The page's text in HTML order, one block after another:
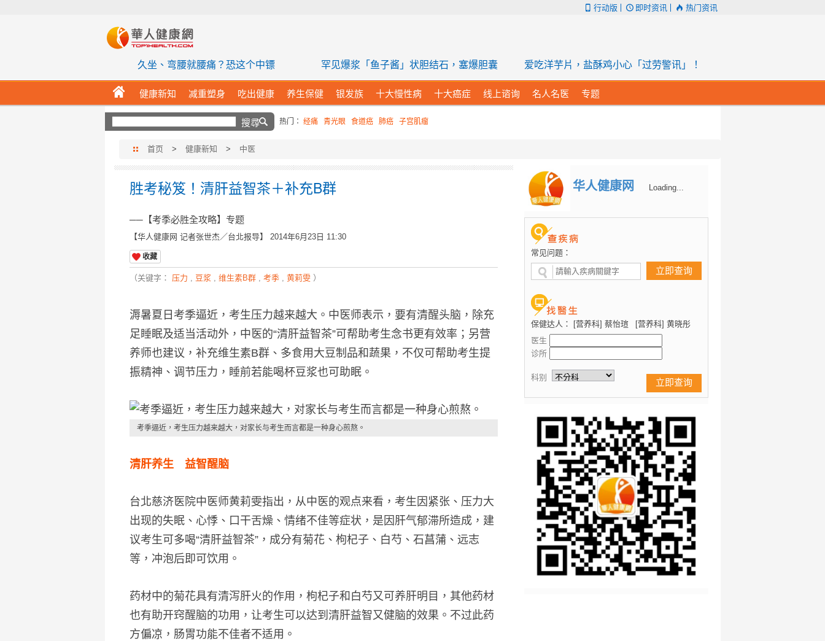
行动版 即时资讯 热门资讯
久坐、弯腰就腰痛？恐这个中镖 罕见爆浆「鱼子酱」状胆结石，塞爆胆囊 爱吃洋芋片，盐酥鸡小心「过劳警讯」！
HOME
健康新知 减重塑身 吃出健康 养生保健 银发族 十大慢性病 十大癌症 线上谘询 名人名医 专题
热门： 经痛 青光眼 食道癌 肺癌 子宫肌瘤
首页 > 健康新知 > 中医
胜考秘笈！清肝益智茶＋补充B群
──【考季必胜全攻略】专题
【华人健康网 记者张世杰／台北报导】 2014年6月23日 11:30
收藏
（关键字： 压力 豆浆 维生素B群, 考季, 黄莉雯）
溽暑夏日考季逼近，考生压力越来越大。中医师表示，要有清醒头脑，除充
足睡眠及适当活动外，中医的“清肝益智茶”可帮助考生念书更有效率；另营
养师也建议，补充维生素B群、多食用大豆制品和蔬果，不仅可帮助考生提
振精神、调节压力，睡前若能喝杯豆浆也可助眠。
考季逼近，考生压力越来越大，对家长与考生而言都是一种身心煎熬。
清肝养生 益智醒脑
台北慈济医院中医师黄莉雯指出，从中医的观点来看，考生因紧张、压力大
出现的失眠、心悸、口干舌燥、情绪不佳等症状，是因肝气郁滞所造成，建
议考生可多喝“清肝益智茶”，成分有菊花、枸杞子、白芍、石菖蒲、远志
等，冲泡后即可饮用。
药材中的菊花具有清泻肝火的作用，枸杞子和白芍又可养肝明目，其他药材
也有助开窍醒脑的功用，让考生可以达到清肝益智又健脑的效果。不过此药
方偏凉，肠胃功能不佳者不适用。
华人健康网 Loading...
常见问题：
立即查询
保健达人： [营养科] 蔡怡瑄
[营养科] 黄晓彤
医生
诊所
科别 立即查询